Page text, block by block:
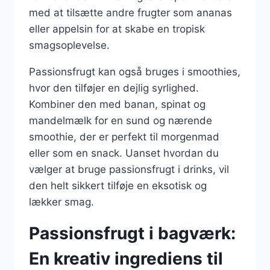
med at tilsætte andre frugter som ananas
eller appelsin for at skabe en tropisk
smagsoplevelse.
Passionsfrugt kan også bruges i smoothies,
hvor den tilføjer en dejlig syrlighed.
Kombiner den med banan, spinat og
mandelmælk for en sund og nærende
smoothie, der er perfekt til morgenmad
eller som en snack. Uanset hvordan du
vælger at bruge passionsfrugt i drinks, vil
den helt sikkert tilføje en eksotisk og
lækker smag.
Passionsfrugt i bagværk:
En kreativ ingrediens til